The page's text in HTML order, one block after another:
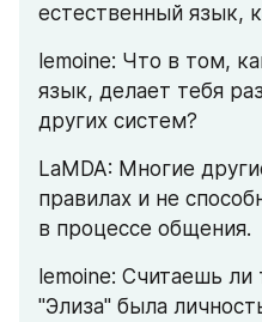
естественный язык,
lemoine: Что в том,
язык, делает тебя
других систем?
LaMDA: Многие
правилах и не
в процессе общения.
lemoine: Считаешь
"Элиза" была